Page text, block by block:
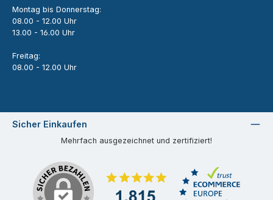
Montag bis Donnerstag:
08.00 - 12.00 Uhr
13.00 - 16.00 Uhr
Freitag:
08.00 - 12.00 Uhr
Sicher Einkaufen
Mehrfach ausgezeichnet und zertifiziert!